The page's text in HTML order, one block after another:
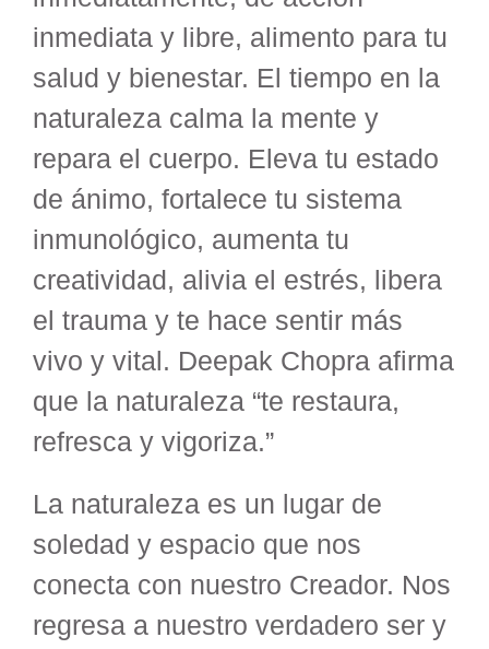
inmediata y libre, alimento para tu
salud y bienestar. El tiempo en la
naturaleza calma la mente y
repara el cuerpo. Eleva tu estado
de ánimo, fortalece tu sistema
inmunológico, aumenta tu
creatividad, alivia el estrés, libera
el trauma y te hace sentir más
vivo y vital. Deepak Chopra afirma
que la naturaleza “te restaura,
refresca y vigoriza.”
La naturaleza es un lugar de
soledad y espacio que nos
conecta con nuestro Creador. Nos
regresa a nuestro verdadero ser y